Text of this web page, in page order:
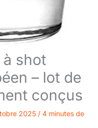
shot
– lot de
conçus
2025 / 4 minutes de